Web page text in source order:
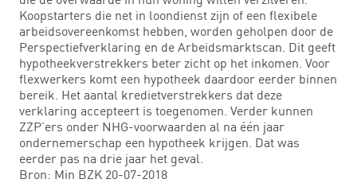
Koopstarters die net in loondienst zijn of een flexibele
arbeidsovereenkomst hebben, worden geholpen door de
Perspectiefverklaring en de Arbeidsmarktscan. Dit geeft
hypotheekverstrekkers beter zicht op het inkomen. Voor
flexwerkers komt een hypotheek daardoor eerder binnen
bereik. Het aantal kredietverstrekkers dat deze
verklaring accepteert is toegenomen. Verder kunnen
ZZP’ers onder NHG-voorwaarden al na één jaar
ondernemerschap een hypotheek krijgen. Dat was
eerder pas na drie jaar het geval.
Bron: Min BZK 20-07-2018